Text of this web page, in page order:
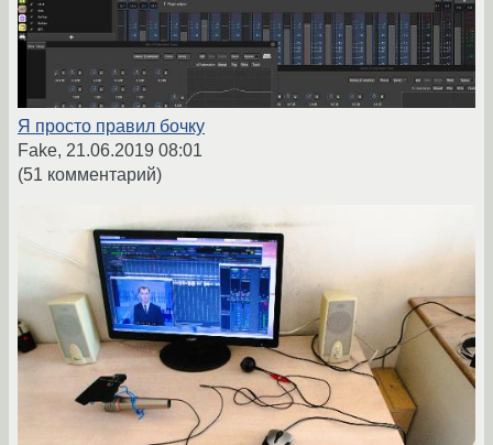
Я просто правил бочку
Fake, 21.06.2019 08:01
(51 комментарий)